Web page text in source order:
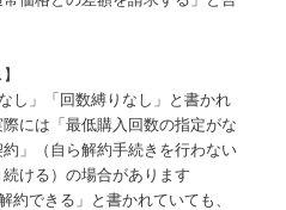
し」「回数縛りなし」と書かれ
には「最低購入回数の指定がな
」（自ら解約手続きを行わない
ける）の場合があります
約できる」と書かれていても、